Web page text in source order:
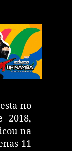
no
2018,
na
11